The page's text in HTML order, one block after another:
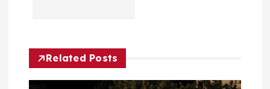
c
Related Posts